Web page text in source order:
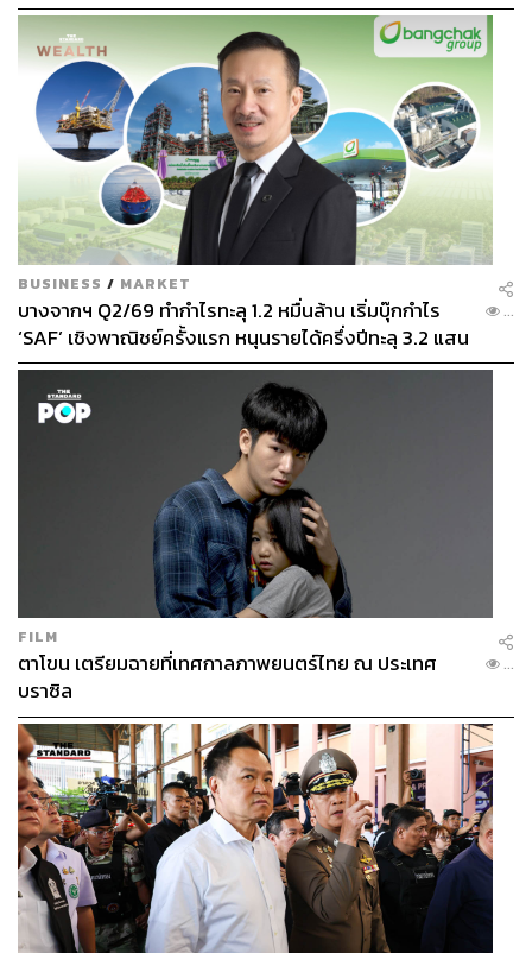
BUSINESS / MARKET
บางจากฯ Q2/69 ทำกำไรทะลุ 1.2 หมื่นล้าน เริ่มบุ๊กกำไร
‘SAF’ เชิงพาณิชย์ครั้งแรก หนุนรายได้ครึ่งปีทะลุ 3.2 แสน
ล้าน
...
FILM
ตาโขน เตรียมฉายที่เทศกาลภาพยนตร์ไทย ณ ประเทศ
บราซิล
...